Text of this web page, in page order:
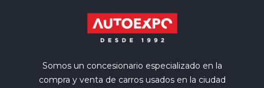
Somos un concesionario especializado en la
compra y venta de carros usados en la ciudad